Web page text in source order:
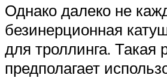
Однако далеко не
безинерционная
для троллинга. Такая
предполагает